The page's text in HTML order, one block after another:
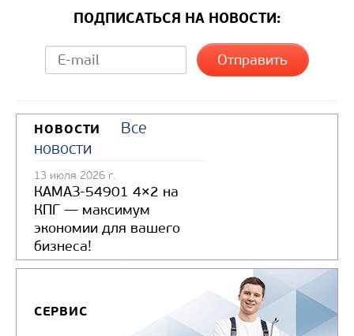
ПОДПИСАТЬСЯ НА НОВОСТИ:
НОВОСТИ
Все
новости
13 июля 2026 г.
КАМАЗ-54901 4×2 на
КПГ — максимум
экономии для вашего
бизнеса!
СЕРВИС